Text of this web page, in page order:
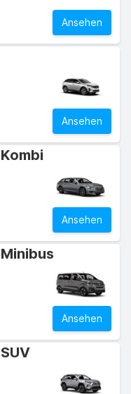
Ansehen
Ansehen
Ansehen
Ansehen